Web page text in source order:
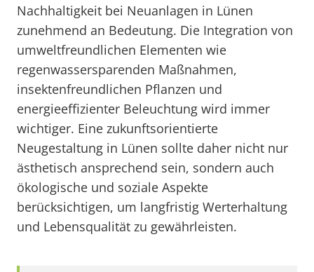
Nachhaltigkeit bei Neuanlagen in Lünen
zunehmend an Bedeutung. Die Integration von
umweltfreundlichen Elementen wie
regenwassersparenden Maßnahmen,
insektenfreundlichen Pflanzen und
energieeffizienter Beleuchtung wird immer
wichtiger. Eine zukunftsorientierte
Neugestaltung in Lünen sollte daher nicht nur
ästhetisch ansprechend sein, sondern auch
ökologische und soziale Aspekte
berücksichtigen, um langfristig Werterhaltung
und Lebensqualität zu gewährleisten.